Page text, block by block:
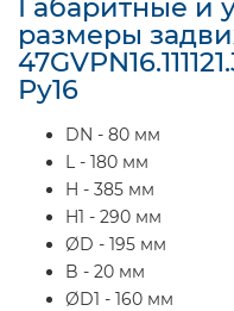
Габаритные и
размеры
Ру16
DN - 80 мм
L - 180 мм
H - 385 мм
H1 - 290 мм
ØD - 195 мм
B - 20 мм
ØD1 - 160 мм